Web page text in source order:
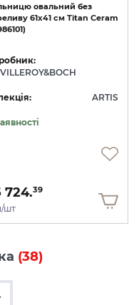
овальний без
61х41 см Titan Ceram
VILLEROY&BOCH
ARTIS
724.39
шт
(38)